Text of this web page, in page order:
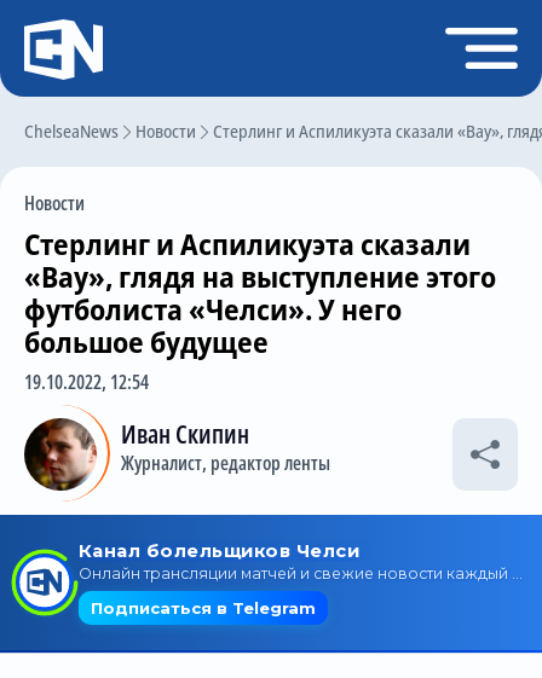
ChelseaNews Новости Стерлинг и Аспиликуэта сказали «Вау»,
Новости
Стерлинг и Аспиликуэта сказали
«Вау», глядя на выступление этого
футболиста «Челси». У него
большое будущее
19.10.2022, 12:54
Иван Скипин
Журналист, редактор ленты
Регистрация
Главная
Трансферы
Слухи
История Челси
Статистика
Календарь игр
Состав команды
Поиск по сайту
Трансляции